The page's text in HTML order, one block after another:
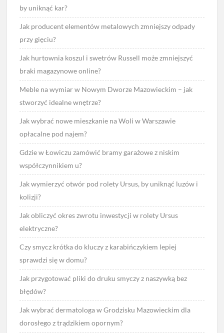
by uniknąć kar?
Jak producent elementów metalowych zmniejszy odpady
przy gięciu?
Jak hurtownia koszul i swetrów Russell może zmniejszyć
braki magazynowe online?
Meble na wymiar w Nowym Dworze Mazowieckim – jak
stworzyć idealne wnętrze?
Jak wybrać nowe mieszkanie na Woli w Warszawie
opłacalne pod najem?
Gdzie w Łowiczu zamówić bramy garażowe z niskim
współczynnikiem u?
Jak wymierzyć otwór pod rolety Ursus, by uniknąć luzów i
kolizji?
Jak obliczyć okres zwrotu inwestycji w rolety Ursus
elektryczne?
Czy smycz krótka do kluczy z karabińczykiem lepiej
sprawdzi się w domu?
Jak przygotować pliki do druku smyczy z naszywką bez
błędów?
Jak wybrać dermatologa w Grodzisku Mazowieckim dla
dorosłego z trądzikiem opornym?